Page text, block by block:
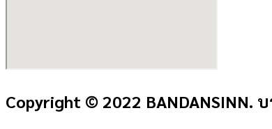
Copyright © 2022 BANDANSINN.